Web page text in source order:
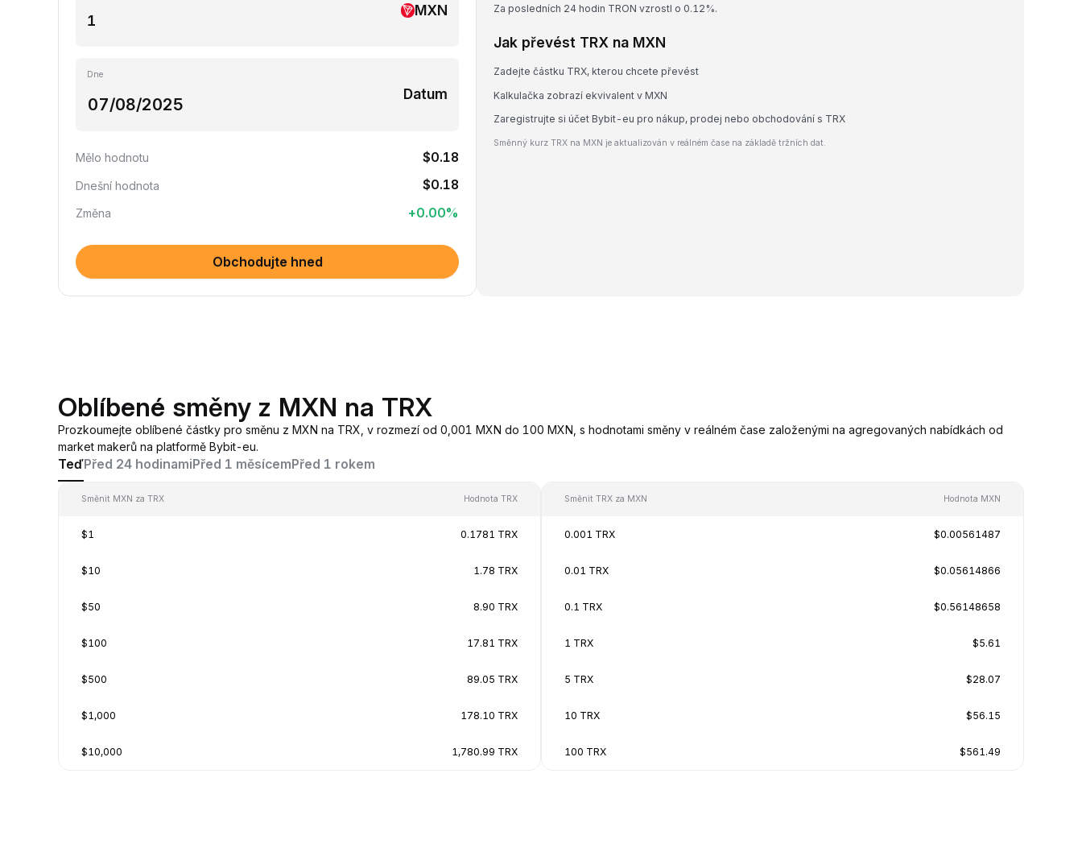
MXN
Dne
Datum
Mělo hodnotu $0.18
Dnešní hodnota $0.18
Změna +0.00%
Obchodujte hned
Za posledních 24 hodin TRON vzrostl o 0.12%.
Jak převést TRX na MXN
Zadejte částku TRX, kterou chcete převést
Kalkulačka zobrazí ekvivalent v MXN
Zaregistrujte si účet Bybit-eu pro nákup, prodej nebo obchodování s TRX
Směnný kurz TRX na MXN je aktualizován v reálném čase na základě tržních dat.
Oblíbené směny z MXN na TRX
Prozkoumejte oblíbené částky pro směnu z MXN na TRX, v rozmezí od 0,001 MXN do 100 MXN, s hodnotami směny v reálném čase založenými na agregovaných nabídkách od
market makerů na platformě Bybit-eu.
TeďPřed 24 hodinamiPřed 1 měsícemPřed 1 rokem
Směnit MXN za TRX Hodnota TRX
$1 0.1781 TRX
$10 1.78 TRX
$50 8.90 TRX
$100 17.81 TRX
$500 89.05 TRX
$1,000 178.10 TRX
$10,000 1,780.99 TRX
Směnit TRX za MXN Hodnota MXN
0.001 TRX $0.00561487
0.01 TRX $0.05614866
0.1 TRX $0.56148658
1 TRX $5.61
5 TRX $28.07
10 TRX $56.15
100 TRX $561.49